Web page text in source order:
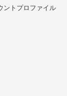
ントプロファイル